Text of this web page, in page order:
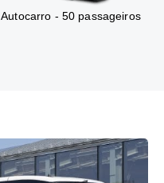
Autocarro - 50 passageiros